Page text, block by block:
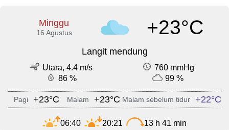
Minggu
16 Agustus +23°C
Langit mendung
Utara, 4.4 m/s
760 mmHg
86 %
99 %
Pagi +23°C Malam +23°C Malam sebelum tidur +22°C
06:40 20:21 13 h 41 min